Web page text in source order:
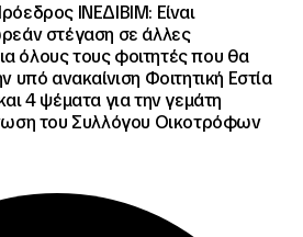
ΙΝΕΔΙΒΙΜ: Είναι
στέγαση σε άλλες
όλους τους φοιτητές που θα
υπό ανακαίνιση Φοιτητική Εστία
4 ψέματα για την γεμάτη
του Συλλόγου Οικοτρόφων